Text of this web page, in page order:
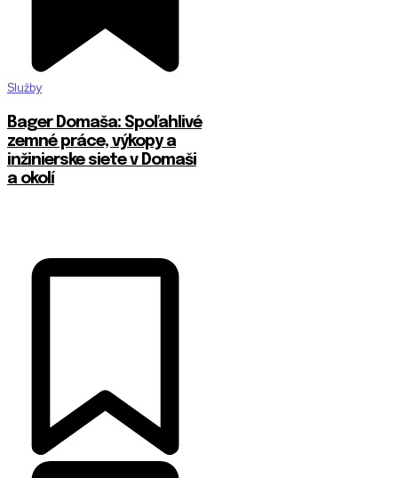
Služby
Bager Domaša: Spoľahlivé
zemné práce, výkopy a
inžinierske siete v Domaši
a okolí